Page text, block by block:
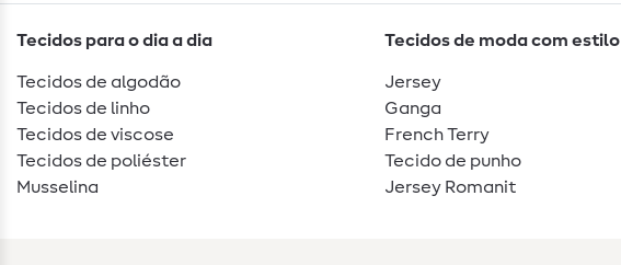
Tecidos para o dia a dia
Tecidos de algodão
Tecidos de linho
Tecidos de viscose
Tecidos de poliéster
Musselina
Tecidos de moda com estilo
Jersey
Ganga
French Terry
Tecido de punho
Jersey Romanit